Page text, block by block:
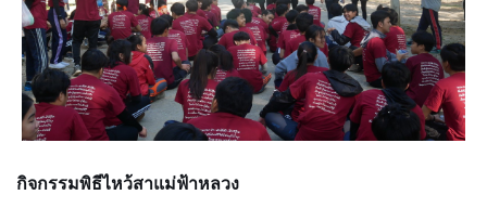
กิจกรรมพิธีไหว้สาแม่ฟ้าหลวง